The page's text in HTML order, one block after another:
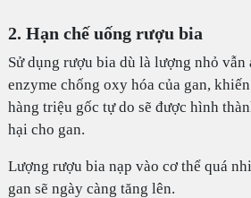
2. Hạn chế uống rượu bia
Sử dụng rượu bia dù là lượng nhỏ vẫn
enzyme chống oxy hóa của gan,
hàng triệu gốc tự do sẽ được hình
hại cho gan.
Lượng rượu bia nạp vào cơ thể quá
gan sẽ ngày càng tăng lên.